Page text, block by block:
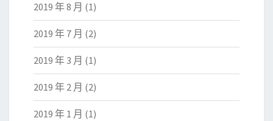
2019 年 8 月 (1)
2019 年 7 月 (2)
2019 年 3 月 (1)
2019 年 2 月 (2)
2019 年 1 月 (1)